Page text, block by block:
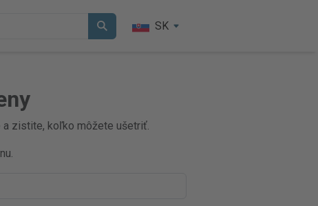
SK
a zistite, koľko môžete ušetriť.